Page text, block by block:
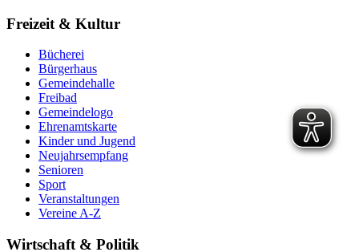
Freizeit & Kultur
Bücherei
Bürgerhaus
Gemeindehalle
Freibad
Gemeindelogo
Ehrenamtskarte
Kinder und Jugend
Neujahrsempfang
Senioren
Sport
Veranstaltungen
Vereine A-Z
Wirtschaft & Politik